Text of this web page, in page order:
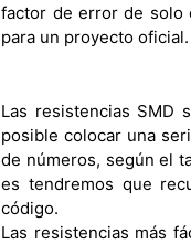
factor de error de solo
para un proyecto oficial.
Las resistencias SMD
posible colocar una
de números, según el
es tendremos que
código.
Las resistencias más